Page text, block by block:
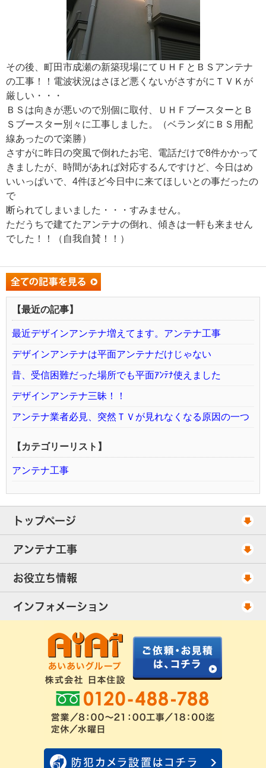
その後、町田市成瀬の新築現場にてＵＨＦとＢＳアンテナ
の工事！！電波状況はさほど悪くないがさすがにＴＶＫが
厳しい・・・
ＢＳは向きが悪いので別個に取付、ＵＨＦブースターとＢ
Ｓブースター別々に工事しました。（ベランダにＢＳ用配
線あったので楽勝）
さすがに昨日の突風で倒れたお宅、電話だけで8件かかって
きましたが、時間があれば対応するんですけど、今日はめ
いいっぱいで、4件ほど今日中に来てほしいとの事だったの
で
断られてしまいました・・・すみません。
ただうちで建てたアンテナの倒れ、傾きは一軒も来ません
でした！！（自我自賛！！）
【最近の記事】
最近デザインアンテナ増えてます。アンテナ工事
デザインアンテナは平面アンテナだけじゃない
昔、受信困難だった場所でも平面ｱﾝﾃﾅ使えました
デザインアンテナ三昧！！
アンテナ業者必見、突然ＴＶが見れなくなる原因の一つ
【カテゴリーリスト】
アンテナ工事
トップページ
工事スケジュール
当社が選ばれる理由
出張エリア
アンテナ工事
アンテナ工事・料金
UHFアンテナ工事・料金
配線ケーブル追加工事・料金
アンテナ工事社長のブログ
アンテナ工事スケジュール
お役立ち情報
ご相談事例
アンテナの種類
工事について
良くあるアンテナ修理
インフォメーション
お客様の声
工事依頼・お見積りフォーム